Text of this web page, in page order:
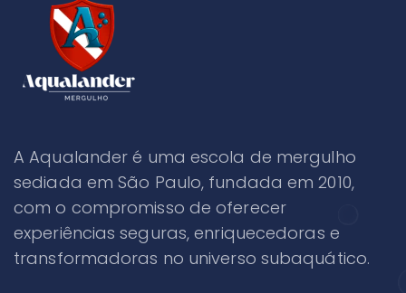
A Aqualander é uma escola de mergulho
sediada em São Paulo, fundada em 2010,
com o compromisso de oferecer
experiências seguras, enriquecedoras e
transformadoras no universo subaquático.